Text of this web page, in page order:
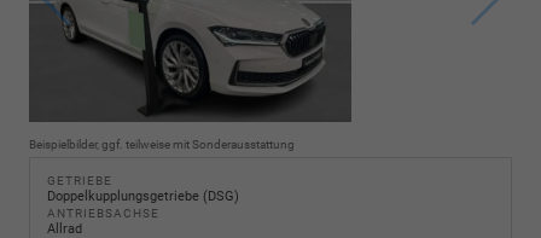
Beispielbilder, ggf. teilweise mit Sonderausstattung
GETRIEBE
Doppelkupplungsgetriebe (DSG)
ANTRIEBSACHSE
Allrad